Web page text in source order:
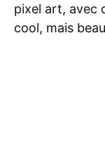
pixel art, avec
cool, mais